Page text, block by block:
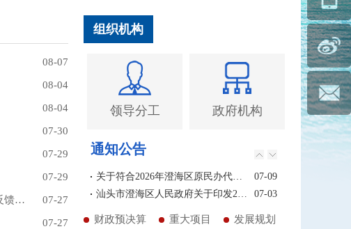
08-07
08-04
08-04
07-30
07-29
07-29
十四届区委第十轮第三巡察组向澄海区人大常委会机关党组反馈巡察情况 07-27
07-27
组织机构
领导分工 政府机构
通知公告
关于符合2026年澄海区原民办代课教师生活困难补助发放条件人员名单的公示
07-09
汕头市澄海区人民政府关于印发2026年度重大行政决策事项目录的通知
07-03
06-30
财政预决算 重大项目 发展规划